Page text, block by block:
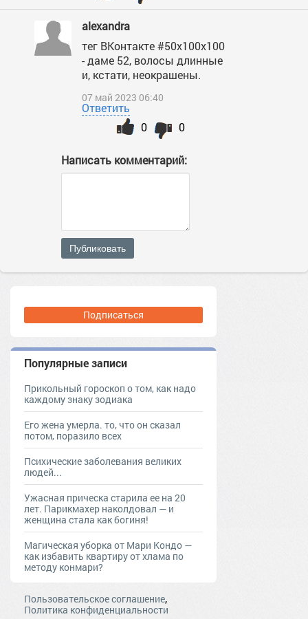
alexandra
тег ВКонтакте #50х100х100
- даме 52, волосы длинные
и, кстати, неокрашены.
07 май 2023 06:40
Ответить
0
0
Написать комментарий:
Публиковать
Подписаться
Популярные записи
Прикольный гороскоп о том, как надо
каждому знаку зодиака
Его жена умерла. то, что он сказал
потом, поразило всех
Психические заболевания великих
людей...
Ужасная прическа старила ее на 20
лет. Парикмахер наколдовал — и
женщина стала как богиня!
Магическая уборка от Мари Кондо —
как избавить квартиру от хлама по
методу конмари?
Пользовательское соглашение,
Политика конфиденциальности